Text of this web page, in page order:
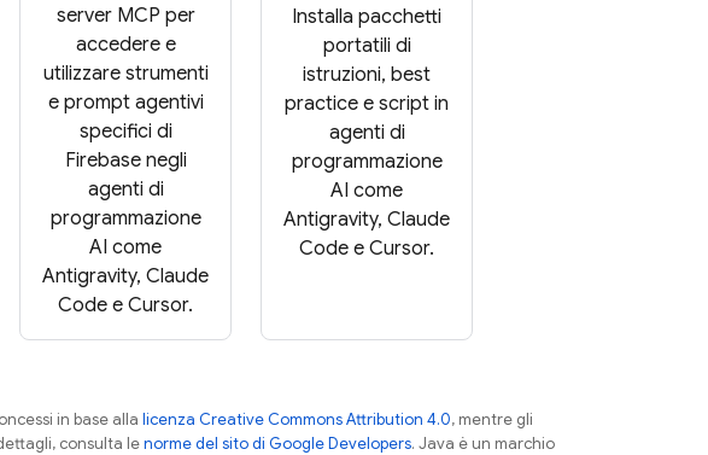
server MCP per
accedere e
utilizzare strumenti
e prompt agentivi
specifici di
Firebase negli
agenti di
programmazione
AI come
Antigravity, Claude
Code e Cursor.
Installa pacchetti
portatili di
istruzioni, best
practice e script in
agenti di
programmazione
AI come
Antigravity, Claude
Code e Cursor.
in base alla licenza Creative Commons Attribution 4.0, mentre gli
consulta lenorme del sito di Google Developers. Java è un marchio